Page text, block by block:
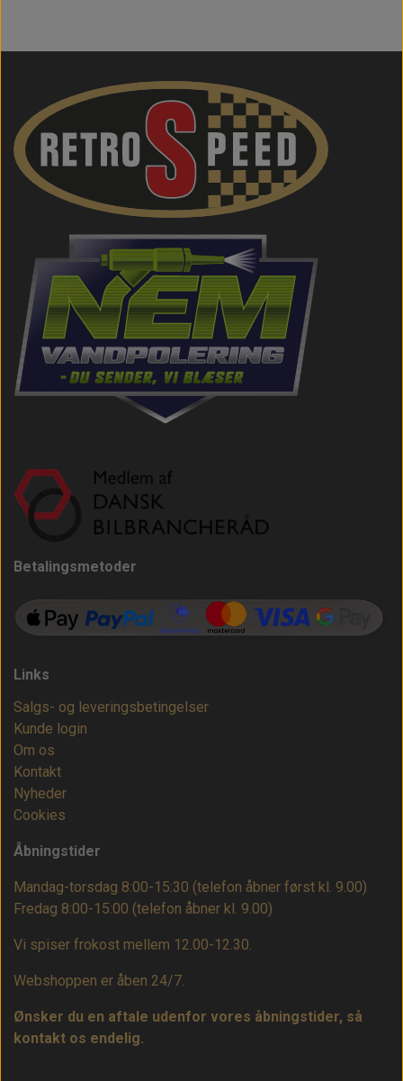
Betalingsmetoder
Links
Salgs- og leveringsbetingelser
Kunde login
Om os
Kontakt
Nyheder
Cookies
Åbningstider
Mandag-torsdag 8:00-15:30 (telefon åbner først kl. 9.00)
Fredag 8:00-15:00 (telefon åbner kl. 9.00)
Vi spiser frokost mellem 12.00-12.30.
Webshoppen er åben 24/7.
Ønsker du en aftale udenfor vores åbningstider, så
kontakt os endelig.